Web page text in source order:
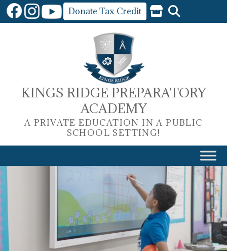
Skip
to
content
Donate Tax Credit
KINGS RIDGE PREPARATORY
ACADEMY
A PRIVATE EDUCATION IN A PUBLIC
SCHOOL SETTING!